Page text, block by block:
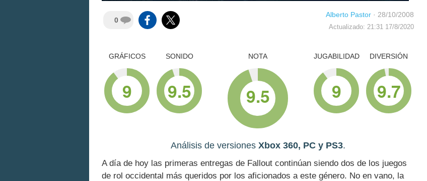
0
Alberto Pastor · 28/10/2008
Actualizado: 21:31 17/8/2020
GRÁFICOS
9
SONIDO
9.5
NOTA
9.5
DIVERSIÓN
9.7
JUGABILIDAD
9
Análisis de versiones Xbox 360, PC y PS3.
A día de hoy las primeras entregas de Fallout continúan siendo dos de los juegos
de rol occidental más queridos por los aficionados a este género. No en vano, la